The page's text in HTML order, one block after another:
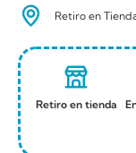
Retiro en
Retiro en tienda